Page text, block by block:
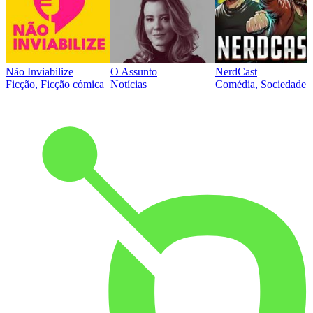
Não Inviabilize
Ficção, Ficção cómica
O Assunto
Notícias
NerdCast
Comédia, Sociedade